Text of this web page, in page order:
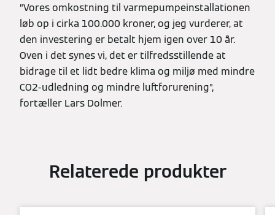
”Vores omkostning til varmepumpeinstallationen
løb op i cirka 100.000 kroner, og jeg vurderer, at
den investering er betalt hjem igen over 10 år.
Oven i det synes vi, det er tilfredsstillende at
bidrage til et lidt bedre klima og miljø med mindre
CO2-udledning og mindre luftforurening”,
fortæller Lars Dolmer.
Relaterede produkter